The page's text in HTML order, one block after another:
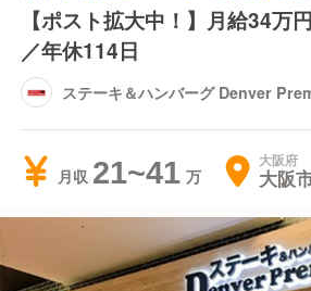
【ポスト拡大中！】月給34万
／年休114日
ステーキ＆ハンバーグ Denver
月収 21~41 大阪府
大阪